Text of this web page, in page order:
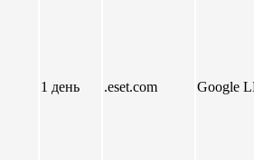
1 день .eset.com Google